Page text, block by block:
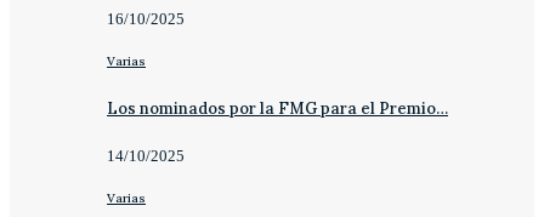
16/10/2025
Varias
Los nominados por la FMG para el Premio…
14/10/2025
Varias